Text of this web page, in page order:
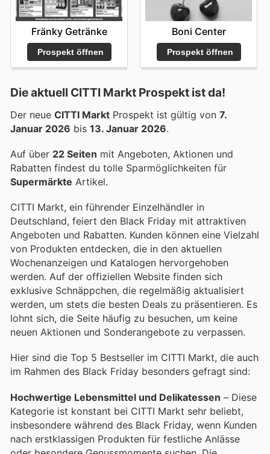
Fränky Getränke
Prospekt öffnen
Boni Center
Prospekt öffnen
Die aktuell CITTI Markt Prospekt ist da!
Der neue CITTI Markt Prospekt ist gültig von 7.
Januar 2026 bis 13. Januar 2026.
Auf über 22 Seiten mit Angeboten, Aktionen und
Rabatten findest du tolle Sparmöglichkeiten für
Supermärkte Artikel.
CITTI Markt, ein führender Einzelhändler in
Deutschland, feiert den Black Friday mit attraktiven
Angeboten und Rabatten. Kunden können eine Vielzahl
von Produkten entdecken, die in den aktuellen
Wochenanzeigen und Katalogen hervorgehoben
werden. Auf der offiziellen Website finden sich
exklusive Schnäppchen, die regelmäßig aktualisiert
werden, um stets die besten Deals zu präsentieren. Es
lohnt sich, die Seite häufig zu besuchen, um keine
neuen Aktionen und Sonderangebote zu verpassen.
Hier sind die Top 5 Bestseller im CITTI Markt, die auch
im Rahmen des Black Friday besonders gefragt sind:
Hochwertige Lebensmittel und Delikatessen – Diese
Kategorie ist konstant bei CITTI Markt sehr beliebt,
insbesondere während des Black Friday, wenn Kunden
nach erstklassigen Produkten für festliche Anlässe